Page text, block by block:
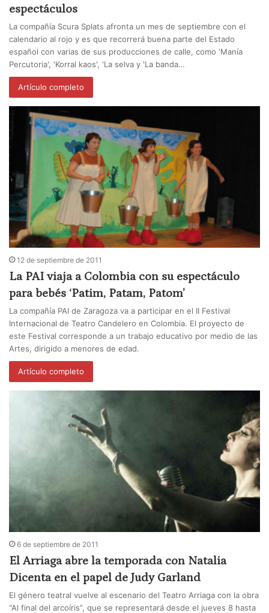
espectáculos
La compañía Scura Splats afronta un mes de septiembre con el
calendario al rojo y es que recorrerá buena parte del Estado
español con varias de sus producciones de calle, como 'Manía
Percutoria', 'Korral kaos', 'La selva y 'La banda…
Artículo completo
12 de septiembre de 2011
La PAI viaja a Colombia con su espectáculo
para bebés ‘Patim, Patam, Patom’
La compañía PAI de Zaragoza va a participar en el II Festival
Internacional de Teatro Candelero en Colombia. El proyecto de
este Festival corresponde a un trabajo educativo por medio de las
Artes, dirigido a menores de edad.
Artículo completo
6 de septiembre de 2011
El Arriaga abre la temporada con Natalia
Dicenta en el papel de Judy Garland
El género teatral vuelve al escenario del Teatro Arriaga con la obra
“Al final del arcoíris”, que se representará desde el jueves 8 hasta